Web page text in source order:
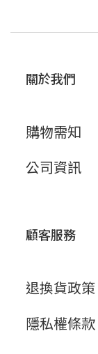
關於我們
購物需知
公司資訊
顧客服務
退換貨政策
隱私權條款